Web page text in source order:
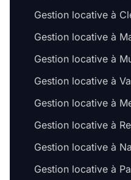
Gestion locative à
Gestion locative à
Gestion locative à
Gestion locative à
Gestion locative à
Gestion locative à
Gestion locative à
Gestion locative à